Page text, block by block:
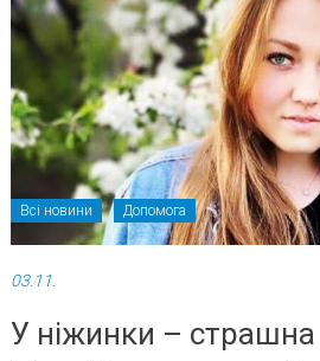
Всі новини Допомога
03.11.
У ніжинки –